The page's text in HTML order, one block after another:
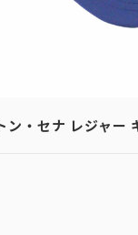
ン・セナ レジャー